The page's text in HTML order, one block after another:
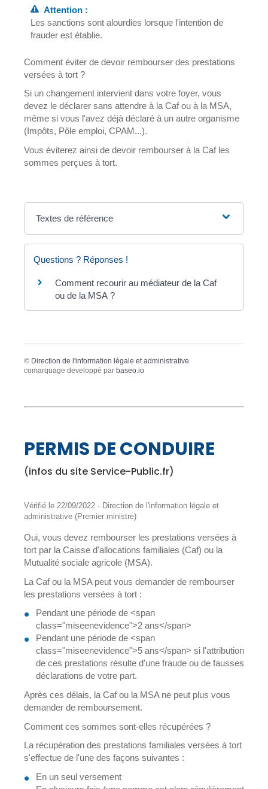
Attention :
Les sanctions sont alourdies lorsque l'intention de
frauder est établie.
Comment éviter de devoir rembourser des prestations
versées à tort ?
Si un changement intervient dans votre foyer, vous
devez le déclarer sans attendre à la Caf ou à la MSA,
même si vous l'avez déjà déclaré à un autre organisme
(Impôts, Pôle emploi, CPAM...).
Vous éviterez ainsi de devoir rembourser à la Caf les
sommes perçues à tort.
Textes de référence
Questions ? Réponses !
Comment recourir au médiateur de la Caf
ou de la MSA ?
© Direction de l'information légale et administrative
comarquage developpé par baseo.io
PERMIS DE CONDUIRE
(infos du site Service-Public.fr)
Vérifié le 22/09/2022 - Direction de l'information légale et
administrative (Premier ministre)
Oui, vous devez rembourser les prestations versées à
tort par la Caisse d'allocations familiales (Caf) ou la
Mutualité sociale agricole (MSA).
La Caf ou la MSA peut vous demander de rembourser
les prestations versées à tort :
Pendant une période de <span
class="miseenevidence">2 ans</span>
Pendant une période de <span
class="miseenevidence">5 ans</span> si l'attribution
de ces prestations résulte d'une fraude ou de fausses
déclarations de votre part.
Après ces délais, la Caf ou la MSA ne peut plus vous
demander de remboursement.
Comment ces sommes sont-elles récupérées ?
La récupération des prestations familiales versées à tort
s'effectue de l'une des façons suivantes :
En un seul versement